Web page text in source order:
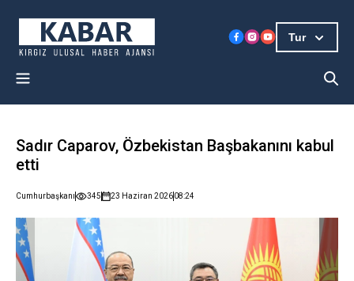
Tur
Sadır Caparov, Özbekistan Başbakanını kabul
etti
Cumhurbaşkanı 345 23 Haziran 202608:24